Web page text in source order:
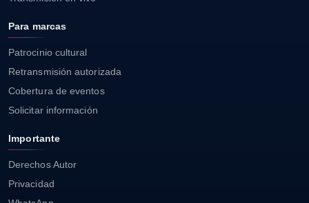
Para marcas
Patrocinio cultural
Retransmisión autorizada
Cobertura de eventos
Solicitar información
Importante
Derechos Autor
Privacidad